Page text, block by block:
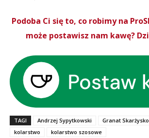
Podoba Ci się to, co robimy na
może postawisz nam kawę?
TAGI Andrzej Sypytkowski Granat Skarżysko
kolarstwo
kolarstwo szosowe